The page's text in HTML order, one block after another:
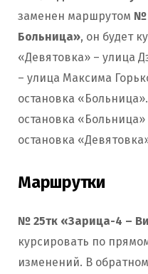
заменен маршрутом №
Больница», он будет
«Девятовка» – улица
– улица Максима
остановка
остановка
остановка
Маршрутки
№ 25тк «Зарица-4 –
курсировать по
изменений. В